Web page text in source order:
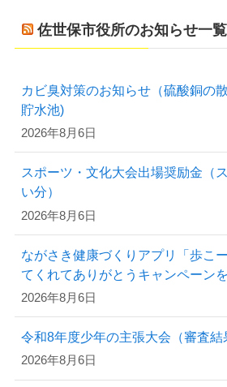
佐世保市役所のお知らせ一覧
カビ臭対策のお知らせ（硫酸銅の
貯水池)
2026年8月6日
スポーツ・文化大会出場奨励金（
い分）
2026年8月6日
ながさき健康づくりアプリ「歩こ
てくれてありがとうキャンペーン
2026年8月6日
令和8年度少年の主張大会（審査結
2026年8月6日